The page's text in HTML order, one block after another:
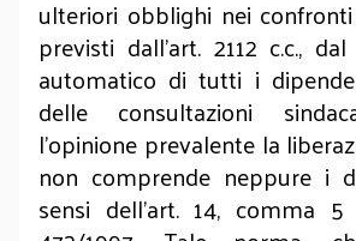
ulteriori obblighi nei
previsti dall’art. 2112 c.c.,
automatico di tutti i
delle consultazioni
l’opinione prevalente la
non comprende neppure i
sensi dell’art. 14, comma 5